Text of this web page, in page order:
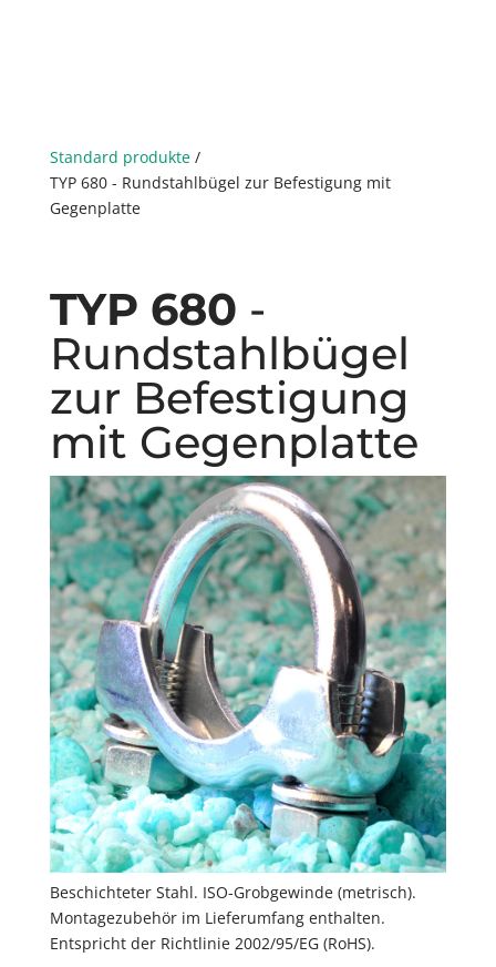
Standard produkte/
TYP 680 - Rundstahlbügel zur Befestigung mit
Gegenplatte
TYP 680 -
Rundstahlbügel
zur Befestigung
mit Gegenplatte
Beschichteter Stahl. ISO-Grobgewinde (metrisch).
Montagezubehör im Lieferumfang enthalten.
Entspricht der Richtlinie 2002/95/EG (RoHS).